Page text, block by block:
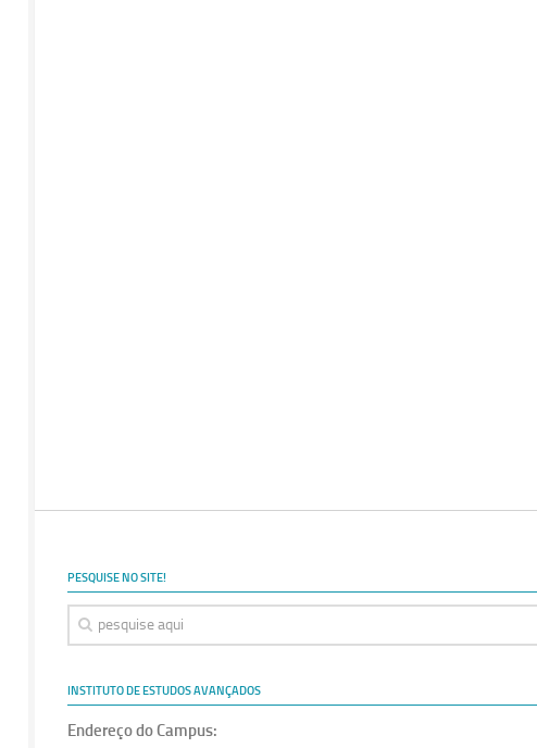
PESQUISE NO SITE!
INSTITUTO DE ESTUDOS AVANÇADOS
Endereço do Campus: